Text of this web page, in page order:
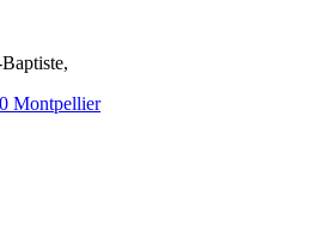
Montpellier